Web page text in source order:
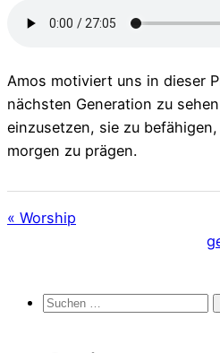
Amos motiviert uns in dieser
nächsten Generation zu
einzusetzen, sie zu
morgen zu prägen.
« Worship
Suchen